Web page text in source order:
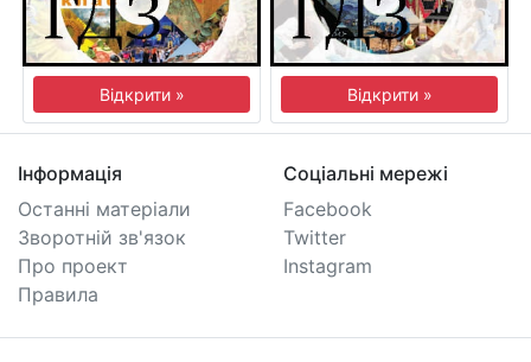
Відкрити » Відкрити »
Інформація
Останні матеріали
Зворотній зв'язок
Про проект
Правила
Соціальні мережі
Facebook
Twitter
Instagram